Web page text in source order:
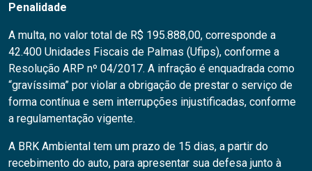
Penalidade
A multa, no valor total de R$ 195.888,00, corresponde a
42.400 Unidades Fiscais de Palmas (Ufips), conforme a
Resolução ARP nº 04/2017. A infração é enquadrada como
“gravíssima” por violar a obrigação de prestar o serviço de
forma contínua e sem interrupções injustificadas, conforme
a regulamentação vigente.
A BRK Ambiental tem um prazo de 15 dias, a partir do
recebimento do auto, para apresentar sua defesa junto à